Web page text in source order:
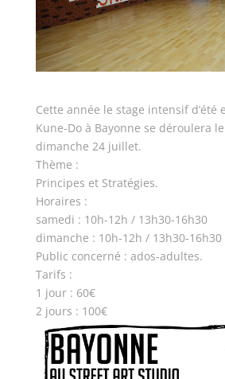
Cette année le stage intensif d’été
Kune-Do à Bayonne se déroulera
dimanche 24 juillet.
Thème :
Principes et Stratégies.
Horaires :
samedi : 10h-12h / 13h30-16h30
dimanche : 10h-12h / 13h30-16h30
Public concerné : ados-adultes.
Tarifs :
1 jour : 60€
2 jours : 100€